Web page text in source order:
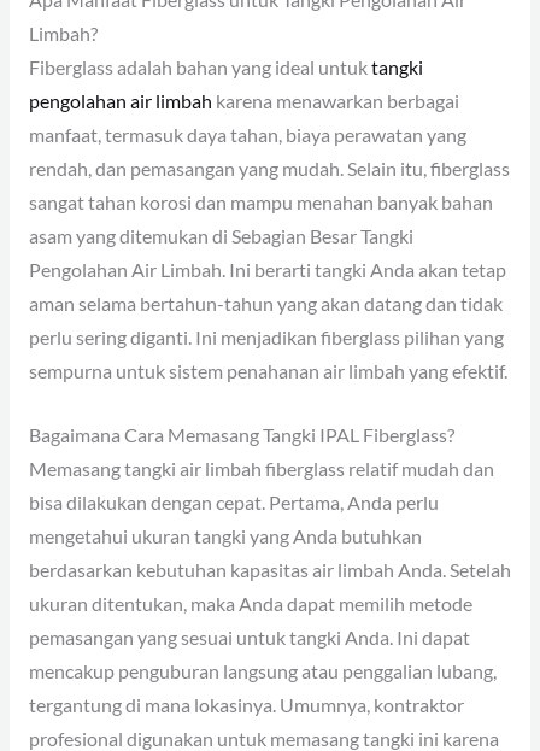
Limbah?
Fiberglass adalah bahan yang ideal untuktangki
pengolahan air limbah karena menawarkan berbagai
manfaat, termasuk daya tahan, biaya perawatan yang
rendah, dan pemasangan yang mudah. Selain itu, fiberglass
sangat tahan korosi dan mampu menahan banyak bahan
asam yang ditemukan di Sebagian Besar Tangki
Pengolahan Air Limbah. Ini berarti tangki Anda akan tetap
aman selama bertahun-tahun yang akan datang dan tidak
perlu sering diganti. Ini menjadikan fiberglass pilihan yang
sempurna untuk sistem penahanan air limbah yang efektif.
Bagaimana Cara Memasang Tangki IPAL Fiberglass?
Memasang tangki air limbah fiberglass relatif mudah dan
bisa dilakukan dengan cepat. Pertama, Anda perlu
mengetahui ukuran tangki yang Anda butuhkan
berdasarkan kebutuhan kapasitas air limbah Anda. Setelah
ukuran ditentukan, maka Anda dapat memilih metode
pemasangan yang sesuai untuk tangki Anda. Ini dapat
mencakup penguburan langsung atau penggalian lubang,
tergantung di mana lokasinya. Umumnya, kontraktor
profesional digunakan untuk memasang tangki ini karena